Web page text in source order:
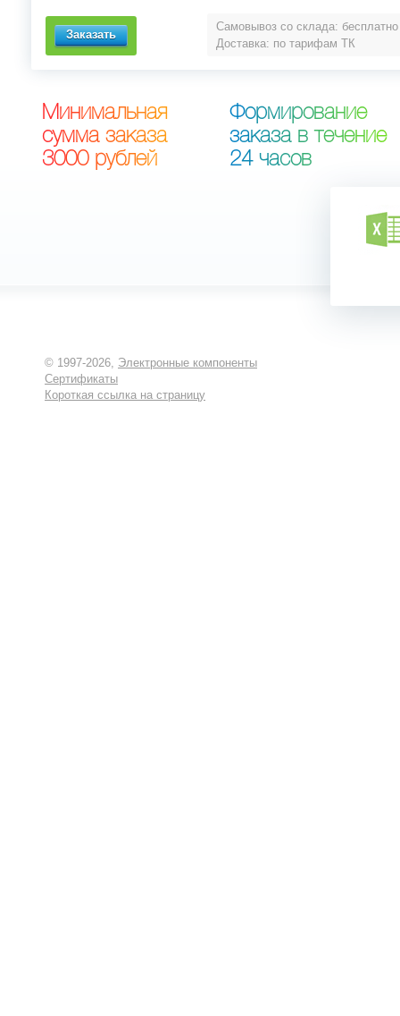
Самовывоз со склада: бесплатно
Доставка: по тарифам ТК
Минимальная
сумма заказа
3000 рублей
Формирование
заказа в течение
24 часов
© 1997-2026, Электронные компоненты
Сертификаты
Короткая ссылка на страницу